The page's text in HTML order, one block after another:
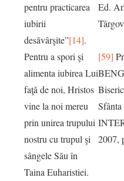
pentru practicarea
iubirii
desăvârşite”[14].
Pentru a spori şi
alimenta iubirea Lui
faţă de noi, Hristos
vine la noi mereu
prin unirea trupului
nostru cu trupul şi
sângele Său în
Taina Euharistiei.
Ed.
[59]
2007,